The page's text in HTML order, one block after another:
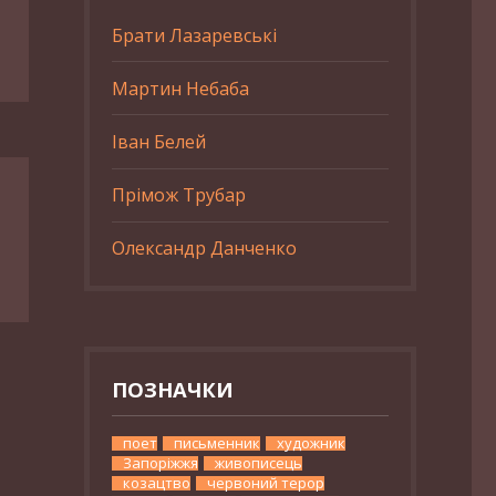
Брати Лазаревські
Мартин Небаба
Іван Белей
Прімож Трубар
Олександр Данченко
ПОЗНАЧКИ
поет письменник
художник
Запоріжжя
живописець
козацтво
червоний терор